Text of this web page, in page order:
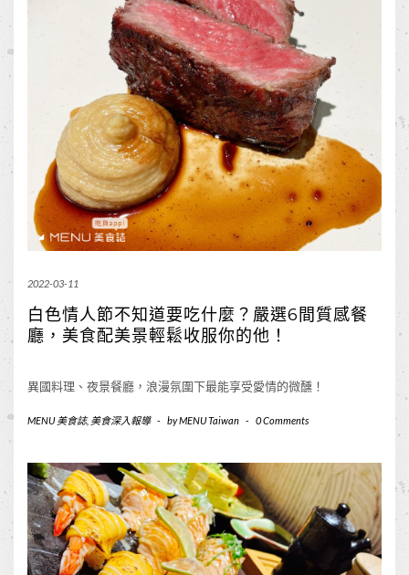
2022-03-11
白色情人節不知道要吃什麼？嚴選6間質感餐
廳，美食配美景輕鬆收服你的他！
異國料理、夜景餐廳，浪漫氛圍下最能享受愛情的微醺！
MENU 美食誌, 美食深入報導 - byMENU Taiwan - 0 Comments